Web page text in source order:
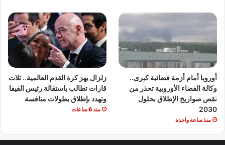
أوروبا أمام أزمة فضائية كبرى..
وكالة الفضاء الأوروبية تحذر من
نقص صواريخ الإطلاق بحلول
2030
منذ ساعة واحدة
زلزال يهز كرة القدم العالمية.. ثلاث
قارات تطالب باستقالة رئيس الفيفا
وتهدد بإطلاق بطولات منافسة
منذ 6 ساعات